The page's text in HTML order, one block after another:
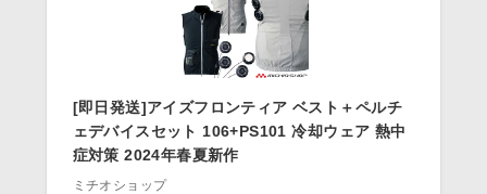
[即日発送]アイズフロンティア ベスト＋ペルチ
ェデバイスセット 106+PS101 冷却ウェア 熱中
症対策 2024年春夏新作
ミチオショップ